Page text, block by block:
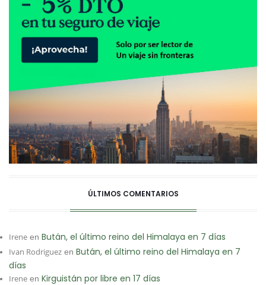
ÚLTIMOS COMENTARIOS
Irene en Bután, el último reino del Himalaya en 7 días
Ivan Rodriguez en Bután, el último reino del Himalaya en 7
días
Irene en Kirguistán por libre en 17 días